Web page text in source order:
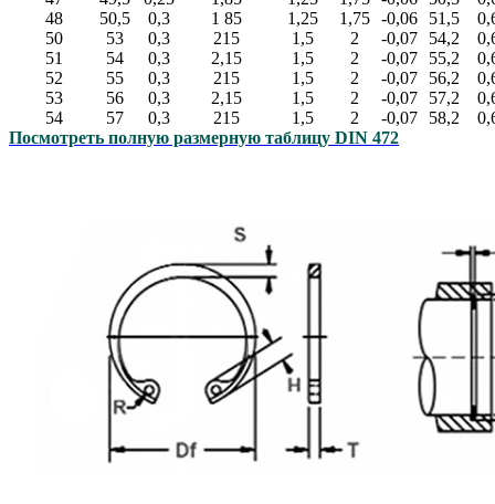
48
50,5 0,3 1 85 1,25 1,75 -0,06 51,5
50
53 0,3 215 1,5 2 -0,07 54,2
51
54 0,3 2,15 1,5 2 -0,07 55,2
52
55 0,3 215 1,5 2 -0,07 56,2
53
56 0,3 2,15 1,5 2 -0,07 57,2
54
57 0,3 215 1,5 2 -0,07 58,2
Посмотреть полную размерную таблицу DIN 472